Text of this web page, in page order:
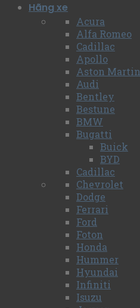
Hãng xe
Acura
Alfa Romeo
Cadillac
Apollo
Aston Martin
Audi
Bentley
Bestune
BMW
Bugatti
Buick
BYD
Cadillac
Chevrolet
Dodge
Ferrari
Ford
Foton
Honda
Hummer
Hyundai
Infiniti
Isuzu